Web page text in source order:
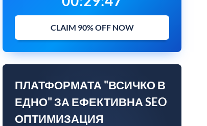
CLAIM 90% OFF NOW
ПЛАТФОРМАТА "ВСИЧКО В
ЕДНО" ЗА ЕФЕКТИВНА SEO
ОПТИМИЗАЦИЯ